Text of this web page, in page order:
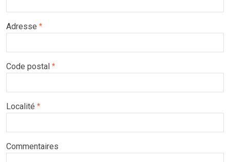
Adresse *
Code postal *
Localité *
Commentaires